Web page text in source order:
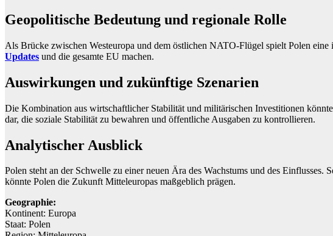
Geopolitische Bedeutung und regionale Rolle
Als Brücke zwischen Westeuropa und dem östlichen NATO-Flügel spielt Polen
Updates und die gesamte EU machen.
Auswirkungen und zukünftige Szenarien
Die Kombination aus wirtschaftlicher Stabilität und militärischen Investitionen
dar, die soziale Stabilität zu bewahren und öffentliche Ausgaben zu kontrollieren.
Analytischer Ausblick
Polen steht an der Schwelle zu einer neuen Ära des Wachstums und des
könnte Polen die Zukunft Mitteleuropas maßgeblich prägen.
Geographie:
Kontinent: Europa
Staat: Polen